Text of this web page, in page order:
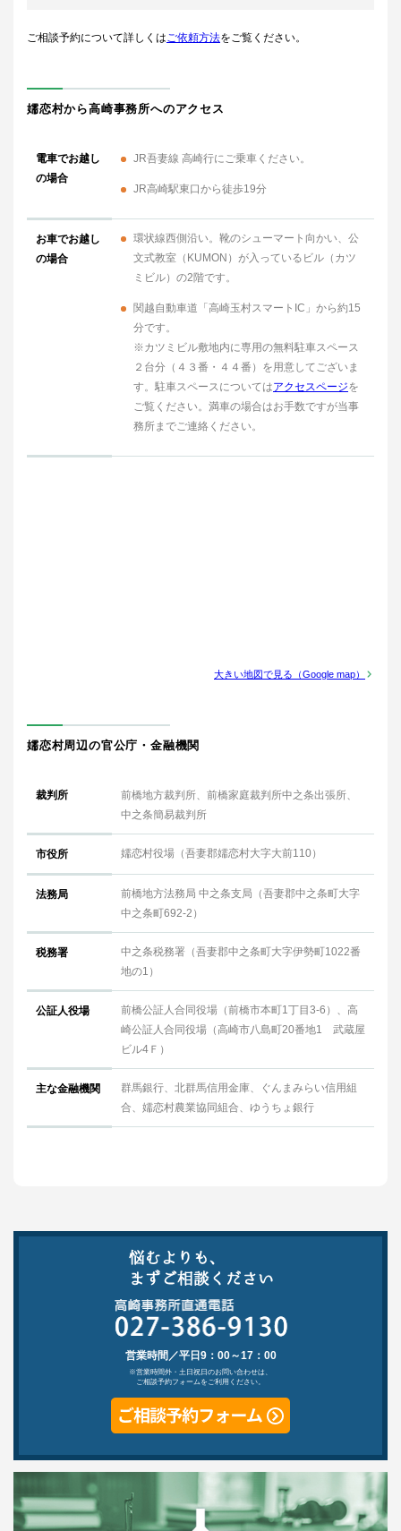
ご相談予約について詳しくはご依頼方法をご覧ください。
嬬恋村から高崎事務所へのアクセス
電車でお越し
の場合
JR吾妻線 高崎行にご乗車ください。
JR高崎駅東口から徒歩19分
お車でお越し
の場合
環状線西側沿い。靴のシューマート向かい、公
文式教室（KUMON）が入っているビル（カツ
ミビル）の2階です。
関越自動車道「高崎玉村スマートIC」から約15
分です。
※カツミビル敷地内に専用の無料駐車スペース
２台分（４３番・４４番）を用意してございま
す。駐車スペースについてはアクセスページを
ご覧ください。満車の場合はお手数ですが当事
務所までご連絡ください。
大きい地図で見る（Google map）
嬬恋村周辺の官公庁・金融機関
裁判所
前橋地方裁判所、前橋家庭裁判所中之条出張所、
中之条簡易裁判所
市役所 嬬恋村役場（吾妻郡嬬恋村大字大前110）
法務局
前橋地方法務局 中之条支局（吾妻郡中之条町大字
中之条町692-2）
税務署
中之条税務署（吾妻郡中之条町大字伊勢町1022番
地の1）
公証人役場
前橋公証人合同役場（前橋市本町1丁目3-6）、高
崎公証人合同役場（高崎市八島町20番地1 武蔵屋
ビル4Ｆ）
主な金融機関
群馬銀行、北群馬信用金庫、ぐんまみらい信用組
合、嬬恋村農業協同組合、ゆうちょ銀行
営業時間／平日9：00～17：00
※営業時間外・土日祝日のお問い合わせは、
ご相談予約フォームをご利用ください。